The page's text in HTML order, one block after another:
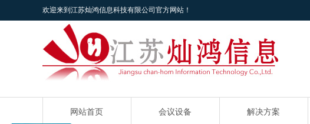
欢迎来到江苏灿鸿信息科技有限公司官方网站！
网站首页 会议设备 解决方案